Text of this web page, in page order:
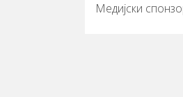
Медијски